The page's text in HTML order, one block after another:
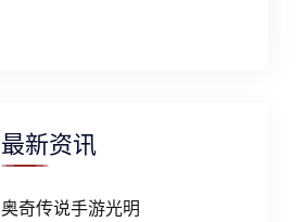
最新资讯
奥奇传说手游光明